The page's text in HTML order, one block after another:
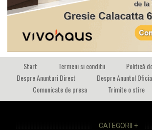
Start Termeni si conditii
Politică
Despre Anunturi Direct
Despre Anuntul
Comunicate de presa
Trimite o stire
CATEGORII +